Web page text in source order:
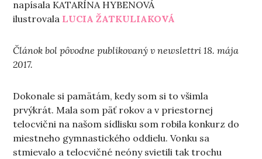
napísala KATARÍNA HYBENOVÁ
ilustrovala LUCIA ŽATKULIAKOVÁ
Článok bol pôvodne publikovaný v newslettri 18. mája
2017.
Dokonale si pamätám, kedy som si to všimla
prvýkrát. Mala som päť rokov a v priestornej
telocvični na našom sídlisku som robila konkurz do
miestneho gymnastického oddielu. Vonku sa
stmievalo a telocvičné neóny svietili tak trochu